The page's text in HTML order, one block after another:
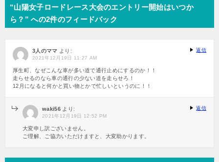
ビ
ゲ
“山陽女子ロードレース大会のエントリー開始はいつか
ら？” への2件のフィードバック
3人のママ より:
2021年12月19日 11:27 AM
厚生町、なぜこんな車が多い道で通行止めにするのか！！
走らせるのなら車の通行の少ない道を走らせろ！
12月になると何かと買い物とかで忙しいというのに！！
返信
waki56 より:
2021年12月19日 12:52 PM
大変申し訳ございません。
ご理解、ご協力いただけますと、大変助かります。
返信